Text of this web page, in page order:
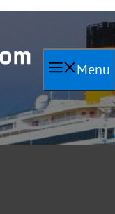
Menu